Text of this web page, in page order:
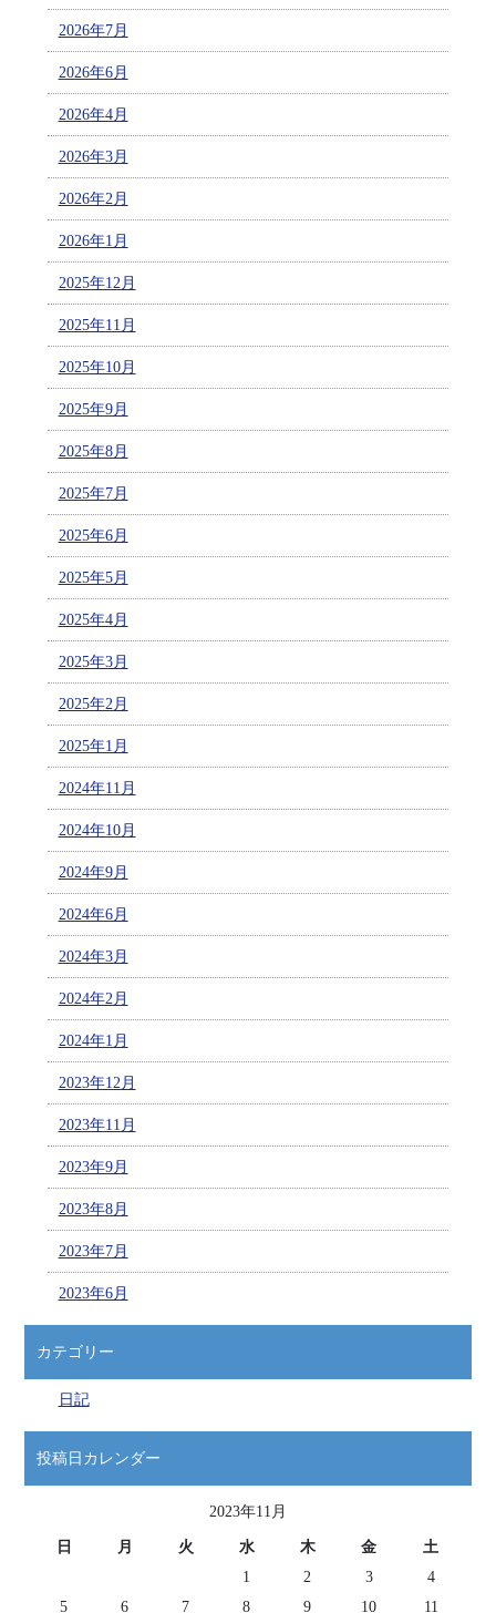
2026年7月
2026年6月
2026年4月
2026年3月
2026年2月
2026年1月
2025年12月
2025年11月
2025年10月
2025年9月
2025年8月
2025年7月
2025年6月
2025年5月
2025年4月
2025年3月
2025年2月
2025年1月
2024年11月
2024年10月
2024年9月
2024年6月
2024年3月
2024年2月
2024年1月
2023年12月
2023年11月
2023年9月
2023年8月
2023年7月
2023年6月
カテゴリー
日記
投稿日カレンダー
2023年11月
日 月 火 水 木 金
土
1
2 3
4
5
6 7 8 9 10 11